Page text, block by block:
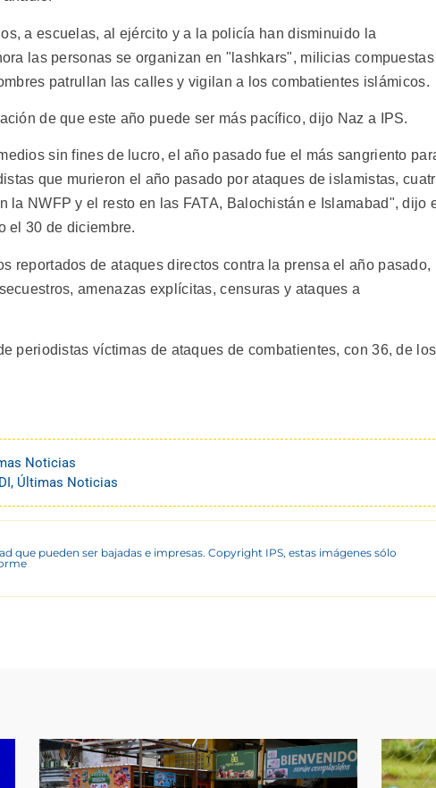
a escuelas, al ejército y a la policía han disminuido la
las personas se organizan en "lashkars", milicias compuestas
patrullan las calles y vigilan a los combatientes islámicos.
de que este año puede ser más pacífico, dijo Naz a IPS.
sin fines de lucro, el año pasado fue el más sangriento
que murieron el año pasado por ataques de islamistas,
la NWFP y el resto en las FATA, Balochistán e Islamabad", dijo
el 30 de diciembre.
reportados de ataques directos contra la prensa el año pasado,
amenazas explícitas, censuras y ataques a
periodistas víctimas de ataques de combatientes, con 36, de los
Noticias
, Últimas Noticias
que pueden ser bajadas e impresas. Copyright IPS, estas imágenes sólo